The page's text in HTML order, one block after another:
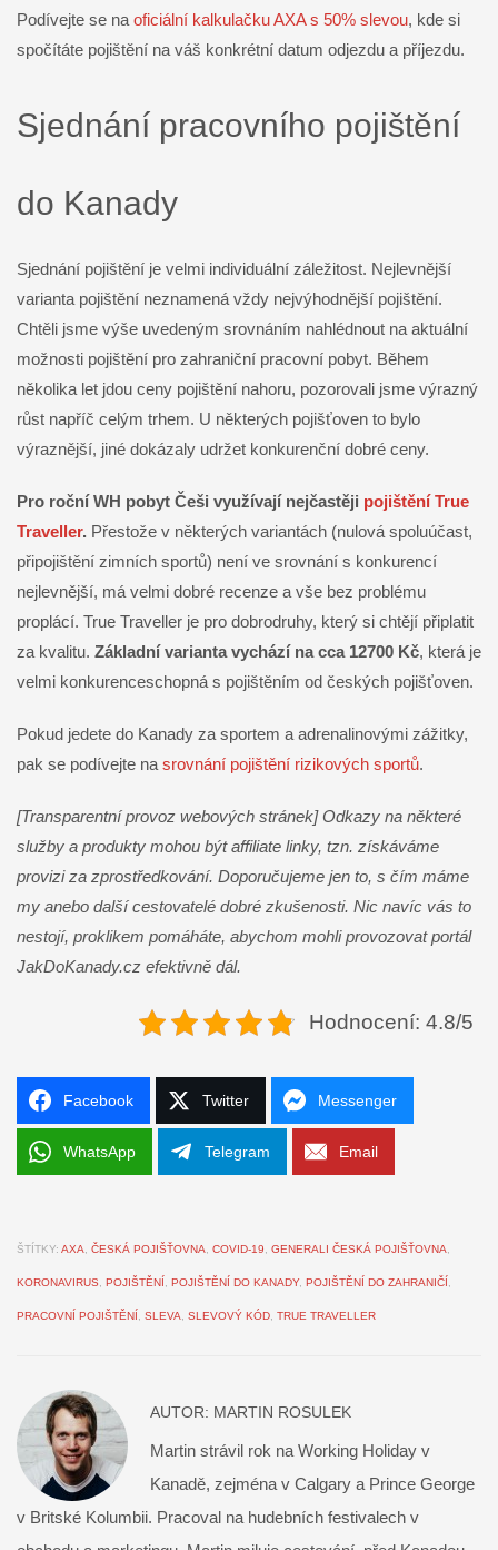
Podívejte se na oficiální kalkulačku AXA s 50% slevou, kde si
spočítáte pojištění na váš konkrétní datum odjezdu a příjezdu.
Sjednání pracovního pojištění
do Kanady
Sjednání pojištění je velmi individuální záležitost. Nejlevnější
varianta pojištění neznamená vždy nejvýhodnější pojištění.
Chtěli jsme výše uvedeným srovnáním nahlédnout na aktuální
možnosti pojištění pro zahraniční pracovní pobyt. Během
několika let jdou ceny pojištění nahoru, pozorovali jsme výrazný
růst napříč celým trhem. U některých pojišťoven to bylo
výraznější, jiné dokázaly udržet konkurenční dobré ceny.
Pro roční WH pobyt Češi využívají nejčastěji pojištění True
Traveller. Přestože v některých variantách (nulová spoluúčast,
připojištění zimních sportů) není ve srovnání s konkurencí
nejlevnější, má velmi dobré recenze a vše bez problému
proplácí. True Traveller je pro dobrodruhy, který si chtějí připlatit
za kvalitu. Základní varianta vychází na cca 12700 Kč, která je
velmi konkurenceschopná s pojištěním od českých pojišťoven.
Pokud jedete do Kanady za sportem a adrenalinovými zážitky,
pak se podívejte na srovnání pojištění rizikových sportů.
[Transparentní provoz webových stránek] Odkazy na některé
služby a produkty mohou být affiliate linky, tzn. získáváme
provizi za zprostředkování. Doporučujeme jen to, s čím máme
my anebo další cestovatelé dobré zkušenosti. Nic navíc vás to
nestojí, proklikem pomáháte, abychom mohli provozovat portál
JakDoKanady.cz efektivně dál.
Hodnocení: 4.8/5
Facebook Twitter Messenger
WhatsApp Telegram Email
ŠTÍTKY: AXA ČESKÁ POJIŠŤOVNA COVID-19 GENERALI ČESKÁ POJIŠŤOVNA
KORONAVIRUS POJIŠTĚNÍ POJIŠTĚNÍ DO KANADY, POJIŠTĚNÍ DO ZAHRANIČÍ
PRACOVNÍ POJIŠTĚNÍ SLEVA SLEVOVÝ KÓD TRUE TRAVELLER
AUTOR: MARTIN ROSULEK
Martin strávil rok na Working Holiday v
Kanadě, zejména v Calgary a Prince George
v Britské Kolumbii. Pracoval na hudebních festivalech v